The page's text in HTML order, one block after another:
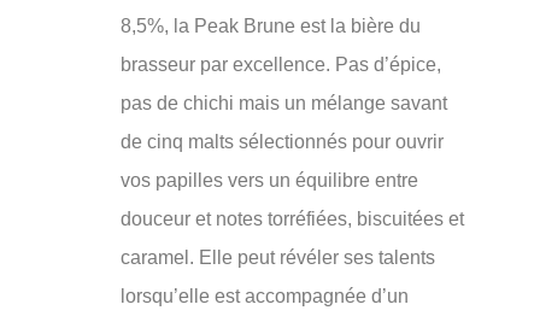
8,5%, la Peak Brune est la bière du
brasseur par excellence. Pas d’épice,
pas de chichi mais un mélange savant
de cinq malts sélectionnés pour ouvrir
vos papilles vers un équilibre entre
douceur et notes torréfiées, biscuitées et
caramel. Elle peut révéler ses talents
lorsqu’elle est accompagnée d’un